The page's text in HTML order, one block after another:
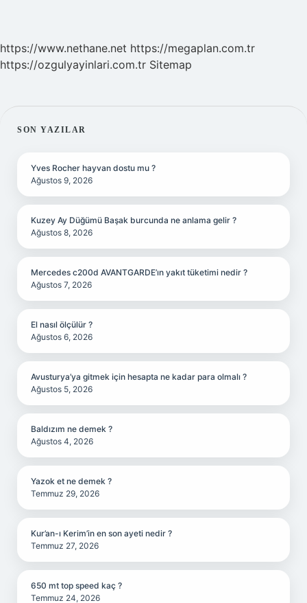
https://www.nethane.net https://megaplan.com.tr
https://ozgulyayinlari.com.tr Sitemap
SIDEBAR
SON YAZILAR
Yves Rocher hayvan dostu mu ?
Ağustos 9, 2026
Kuzey Ay Düğümü Başak burcunda ne anlama gelir ?
Ağustos 8, 2026
Mercedes c200d AVANTGARDE’ın yakıt tüketimi nedir ?
Ağustos 7, 2026
El nasıl ölçülür ?
Ağustos 6, 2026
Avusturya’ya gitmek için hesapta ne kadar para olmalı ?
Ağustos 5, 2026
Baldızım ne demek ?
Ağustos 4, 2026
Yazok et ne demek ?
Temmuz 29, 2026
Kur’an-ı Kerim’in en son ayeti nedir ?
Temmuz 27, 2026
650 mt top speed kaç ?
Temmuz 24, 2026